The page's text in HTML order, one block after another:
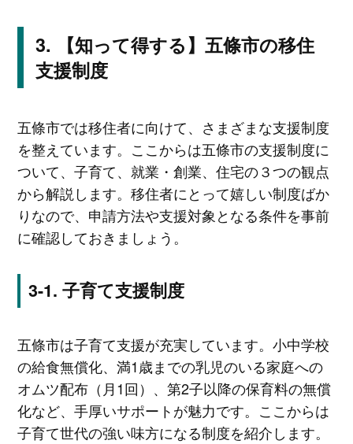
【知って得する】五條市の移住
支援制度
五條市では移住者に向けて、さまざまな支援制度
を整えています。ここからは五條市の支援制度に
ついて、子育て、就業・創業、住宅の３つの観点
から解説します。移住者にとって嬉しい制度ばか
りなので、申請方法や支援対象となる条件を事前
に確認しておきましょう。
子育て支援制度
五條市は子育て支援が充実しています。小中学校
の給食無償化、満1歳までの乳児のいる家庭への
オムツ配布（月1回）、第2子以降の保育料の無償
化など、手厚いサポートが魅力です。ここからは
子育て世代の強い味方になる制度を紹介します。